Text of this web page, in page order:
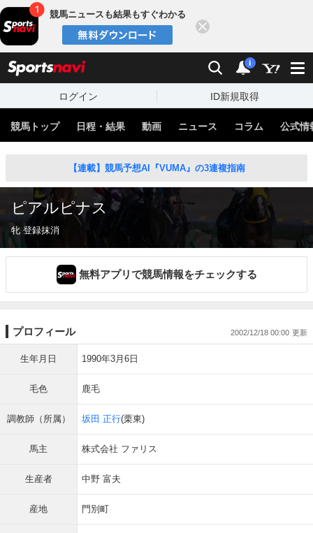
競馬ニュースも結果もすぐわかる
検索 通知
i
ログイン ID新規取得
競馬トップ 日程・結果 動画 ニュース コラム 公式情
【連載】競馬予想AI『VUMA』の3連複指南
ピアルピナス
牝 登録抹消
無料アプリで競馬情報をチェックする
プロフィール 2002/12/18 00:00
生年月日 1990年3月6日
毛色 鹿毛
調教師（所属） 坂田 正行(栗東)
馬主 株式会社 ファリス
生産者 中野 富夫
産地 門別町